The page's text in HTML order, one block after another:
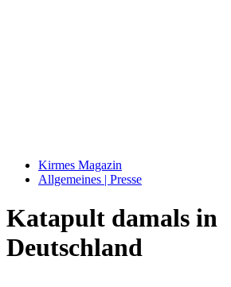
Kirmes Magazin
Allgemeines | Presse
Katapult damals in
Deutschland